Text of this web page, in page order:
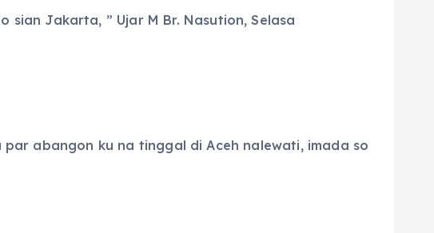
Jakarta, ” Ujar M Br. Nasution, Selasa
abangon ku na tinggal di Aceh nalewati, imada so